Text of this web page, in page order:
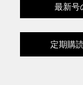
最新号
定期購